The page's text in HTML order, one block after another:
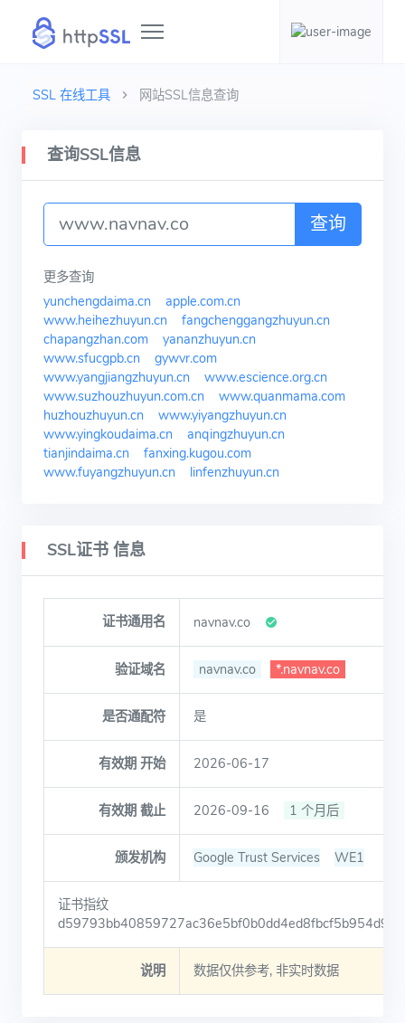
SSL 在线工具 网站SSL信息查询
查询SSL信息
查询
更多查询
yunchengdaima.cn
apple.com.cn
www.heihezhuyun.cn
fangchenggangzhuyun.cn
chapangzhan.com
yananzhuyun.cn
www.sfucgpb.cn
gywvr.com
www.yangjiangzhuyun.cn
www.escience.org.cn
www.suzhouzhuyun.com.cn
www.quanmama.com
huzhouzhuyun.cn
www.yiyangzhuyun.cn
www.yingkoudaima.cn
anqingzhuyun.cn
tianjindaima.cn
fanxing.kugou.com
www.fuyangzhuyun.cn
linfenzhuyun.cn
SSL证书 信息
证书通用名 navnav.co
验证域名 navnav.co *.navnav.co
是否通配符 是
有效期 开始 2026-06-17
有效期 截止 2026-09-16 1 个月后
颁发机构 Google Trust Services WE1
证书指纹
说明 数据仅供参考, 非实时数据